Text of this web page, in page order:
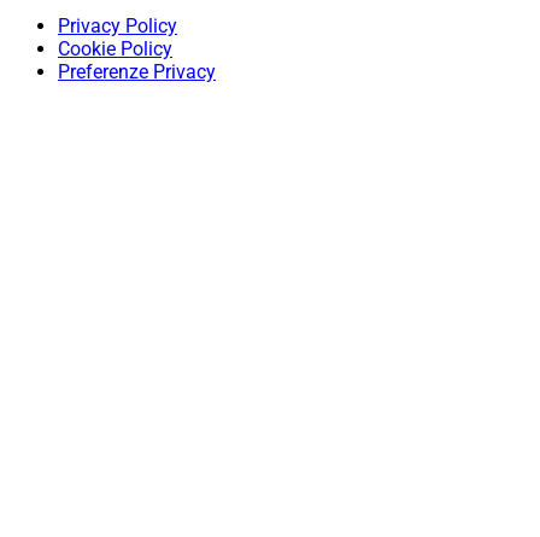
Privacy Policy
Cookie Policy
Preferenze Privacy